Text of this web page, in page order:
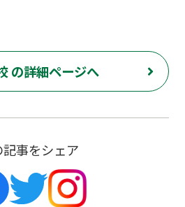
の詳細ページへ
記事をシェア